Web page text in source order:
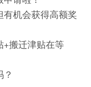
机会获得高额奖
搬迁津贴在等